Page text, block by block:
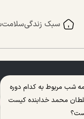
سبک زندگیسلامت
شب مربوط به کدام دوره
محمد خدابنده کیست